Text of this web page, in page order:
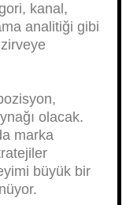
kanal,
analitiği gibi
olacak.
marka
büyük bir